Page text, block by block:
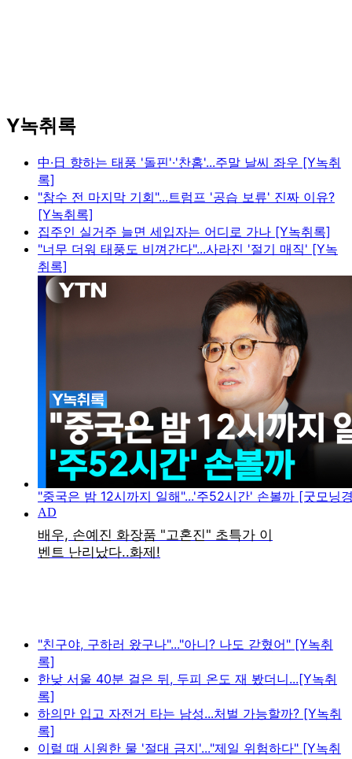
Y녹취록
中·日 향하는 태풍 '돌핀'·'찬홈'...주말 날씨 좌우 [Y녹취
록]
"참수 전 마지막 기회"...트럼프 '공습 보류' 진짜 이유?
[Y녹취록]
집주인 실거주 늘면 세입자는 어디로 가나 [Y녹취록]
"너무 더워 태풍도 비껴간다"...사라진 '절기 매직' [Y녹
취록]
"중국은 밤 12시까지 일해"...'주52시간' 손볼까 [굿모닝
"친구야, 구하러 왔구나"..."아니? 나도 갇혔어" [Y녹취
록]
한낮 서울 40분 걸은 뒤, 두피 온도 재 봤더니...[Y녹취
록]
하의만 입고 자전거 타는 남성...처벌 가능할까? [Y녹취
록]
이럴 때 시원한 물 '절대 금지'..."제일 위험하다" [Y녹취